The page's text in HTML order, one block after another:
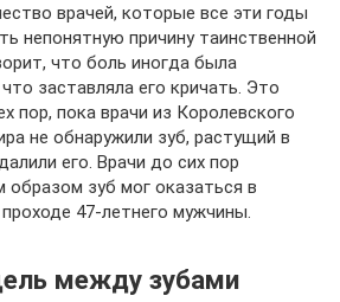
врачей, которые все эти годы
непонятную причину таинственной
что боль иногда была
заставляла его кричать. Это
пор, пока врачи из Королевского
не обнаружили зуб, растущий в
его. Врачи до сих пор
зуб мог оказаться в
47-летнего мужчины.
между зубами